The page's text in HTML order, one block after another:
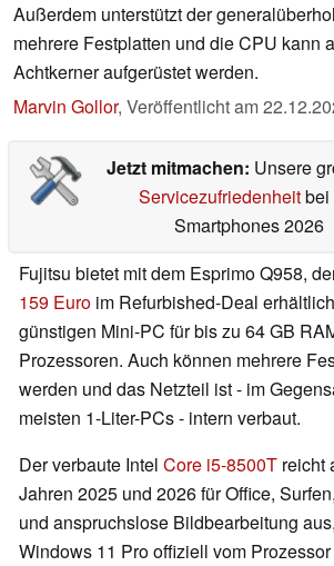
Außerdem unterstützt der
mehrere Festplatten und die CPU kann
Achtkerner aufgerüstet werden.
Marvin Gollor, Veröffentlicht am
Jetzt mitmachen: Unsere
Servicezufriedenheitbei
Smartphones 2026
Fujitsu bietet mit dem Esprimo Q958,
159 Euro im Refurbished-Deal
günstigen Mini-PC für bis zu 64 GB
Prozessoren. Auch können mehrere
werden und das Netzteil ist - im
meisten 1-Liter-PCs - intern verbaut.
Der verbaute Intel Core i5-8500T reicht
Jahren 2025 und 2026 für Office,
und anspruchslose Bildbearbeitung
Windows 11 Pro offiziell vom